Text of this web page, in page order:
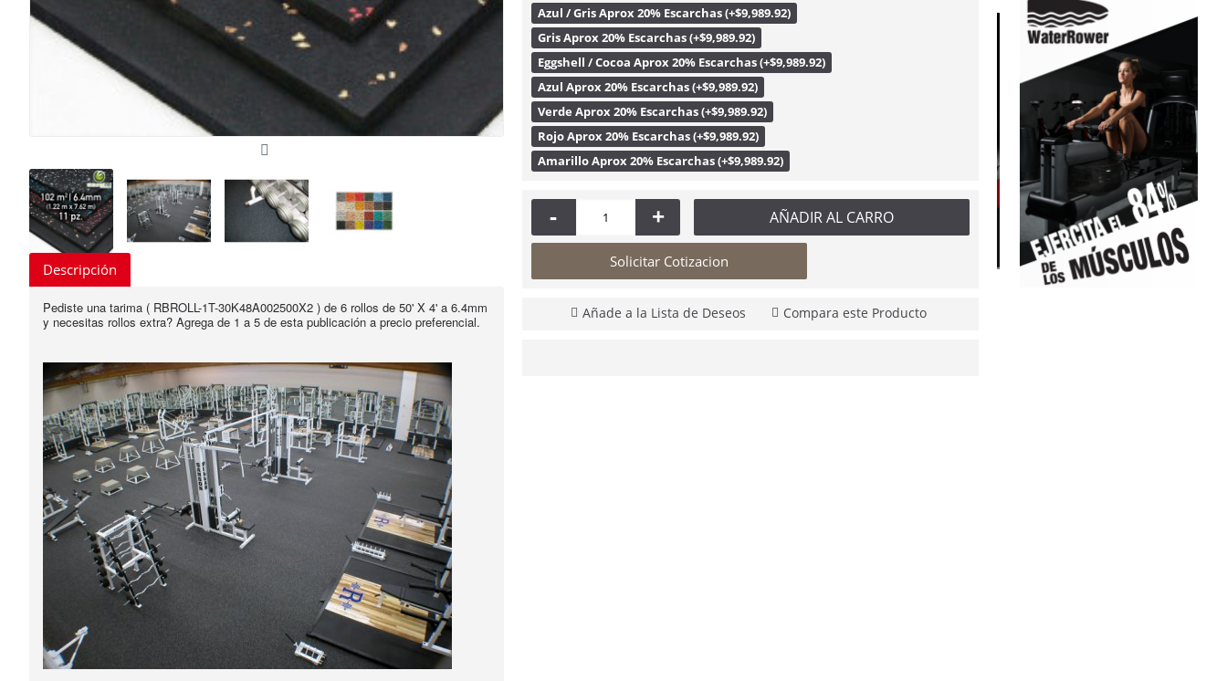
Descripción
Pediste una tarima ( RBROLL-1T-30K48A002500X2 ) de 6 rollos de 50' X 4' a 6.4mm
y necesitas rollos extra? Agrega de 1 a 5 de esta publicación a precio preferencial.
Azul / Gris Aprox 20% Escarchas (+$9,989.92)
Gris Aprox 20% Escarchas (+$9,989.92)
Eggshell / Cocoa Aprox 20% Escarchas (+$9,989.92)
Azul Aprox 20% Escarchas (+$9,989.92)
Verde Aprox 20% Escarchas (+$9,989.92)
Rojo Aprox 20% Escarchas (+$9,989.92)
Amarillo Aprox 20% Escarchas (+$9,989.92)
- + AÑADIR AL CARRO
Solicitar Cotizacion
Añade a la Lista de Deseos Compara este Producto